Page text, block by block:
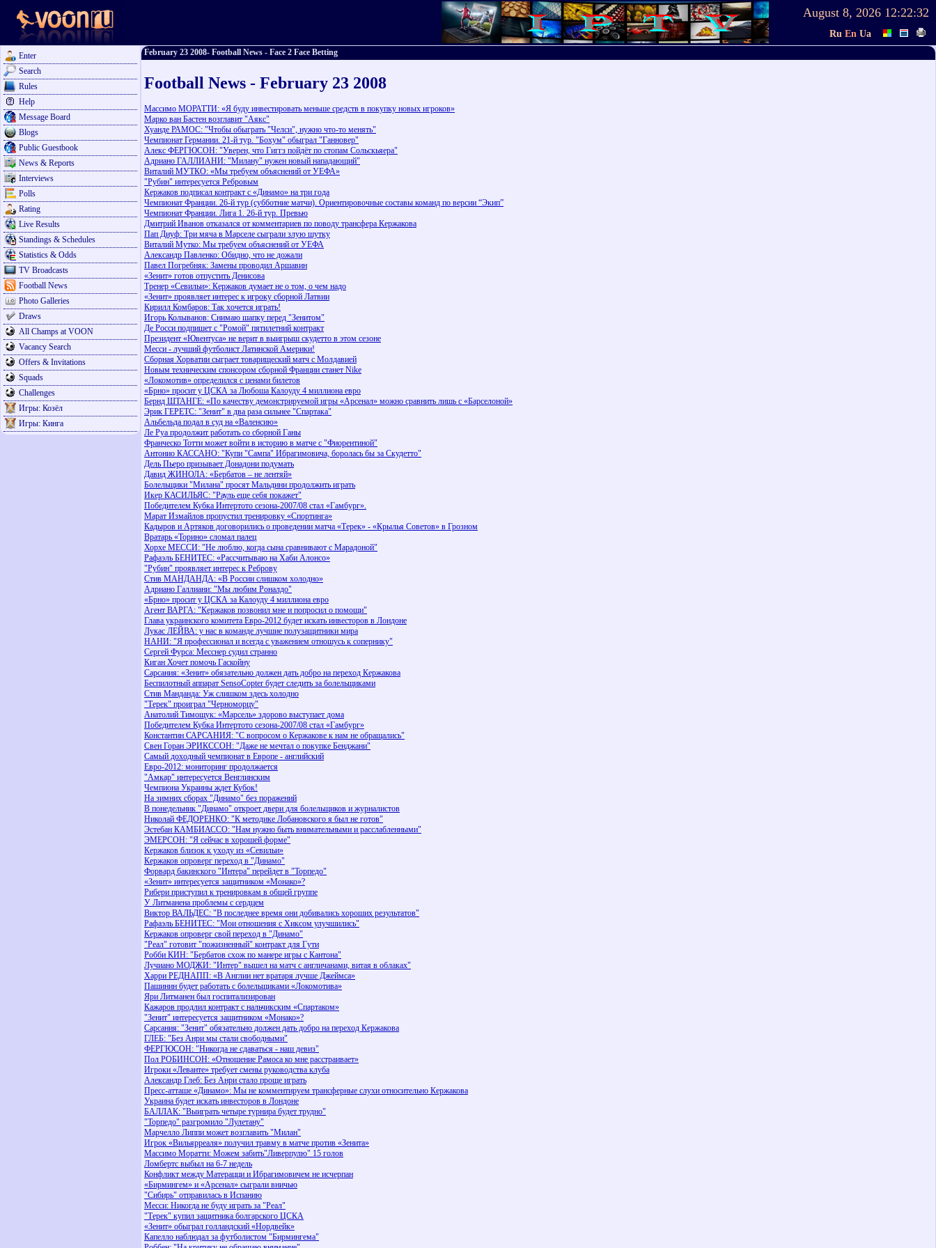
August 8, 2026 12:22:32
Ru En Ua
Enter
Search
Rules
Help
Message Board
Blogs
Public Guestbook
News & Reports
Interviews
Polls
Rating
Live Results
Standings & Schedules
Statistics & Odds
TV Broadcasts
Football News
Photo Galleries
Draws
All Champs at VOON
Vacancy Search
Offers & Invitations
Squads
Challenges
Игры: Козёл
Игры: Кинга
February 23 2008- Football News - Face 2 Face Betting
Football News - February 23 2008
Массимо МОРАТТИ: «Я буду инвестировать меньше средств в покупку новых игроков»
Марко ван Бастен возглавит "Аякс"
Хуанде РАМОС: "Чтобы обыграть "Челси", нужно что-то менять"
Чемпионат Германии. 21-й тур. "Бохум" обыграл "Ганновер"
Алекс ФЕРГЮСОН: "Уверен, что Гиггз пойдёт по стопам Сольскьяера"
Адриано ГАЛЛИАНИ: "Милану" нужен новый нападающий"
Виталий МУТКО: «Мы требуем объяснений от УЕФА»
"Рубин" интересуется Ребровым
Кержаков подписал контракт с «Динамо» на три года
Чемпионат Франции. 26-й тур (субботние матчи). Ориентировочные составы команд по версии “Экип”
Чемпионат Франции. Лига 1. 26-й тур. Превью
Дмитрий Иванов отказался от комментариев по поводу трансфера Кержакова
Пап Диуф: Три мяча в Марселе сыграли злую шутку
Виталий Мутко: Мы требуем объяснений от УЕФА
Александр Павленко: Обидно, что не дожали
Павел Погребняк: Замены проводил Аршавин
«Зенит» готов отпустить Денисова
Тренер «Севильи»: Кержаков думает не о том, о чем надо
«Зенит» проявляет интерес к игроку сборной Латвии
Кирилл Комбаров: Так хочется играть!
Игорь Колыванов: Cнимаю шапку перед "Зенитом"
Де Росси подпишет с "Ромой" пятилетний контракт
Президент «Ювентуса» не верит в выигрыш скудетто в этом сезоне
Месси - лучший футболист Латинской Америки!
Сборная Хорватии сыграет товарищеский матч с Молдавией
Новым техническим спонсором сборной Франции станет Nike
«Локомотив» определился с ценами билетов
«Брно» просит у ЦСКА за Любоша Калоуду 4 миллиона евро
Бернд ШТАНГЕ: «По качеству демонстрируемой игры «Арсенал» можно сравнить лишь с «Барселоной»
Эрик ГЕРЕТС: "Зенит" в два раза сильнее "Спартака"
Альбельда подал в суд на «Валенсию»
Ле Руа продолжит работать со сборной Ганы
Франческо Тотти может войти в историю в матче с "Фиорентиной"
Антонио КАССАНО: "Купи "Сампа" Ибрагимовича, боролась бы за Скудетто"
Дель Пьеро призывает Донадони подумать
Давид ЖИНОЛА: «Бербатов – не лентяй»
Болельщики "Милана" просят Мальдини продолжить играть
Икер КАСИЛЬЯС: "Рауль еще себя покажет"
Победителем Кубка Интертото сезона-2007/08 стал «Гамбург».
Марат Измайлов пропустил тренировку «Спортинга»
Кадыров и Артяков договорились о проведении матча «Терек» - «Крылья Советов» в Грозном
Вратарь «Торино» сломал палец
Хорхе МЕССИ: "Не люблю, когда сына сравнивают с Марадоной"
Рафаэль БЕНИТЕС: «Рассчитываю на Хаби Алонсо»
"Рубин" проявляет интерес к Реброву
Стив МАНДАНДА: «В России слишком холодно»
Адриано Галлиани: "Мы любим Роналдо"
«Брно» просит у ЦСКА за Калоуду 4 миллиона евро
Агент ВАРГА: "Кержаков позвонил мне и попросил о помощи"
Глава украинского комитета Евро-2012 будет искать инвесторов в Лондоне
Лукас ЛЕЙВА: у нас в команде лучшие полузащитники мира
НАНИ: "Я профессионал и всегда с уважением отношусь к сопернику"
Сергей Фурса: Месснер судил странно
Киган Хочет помочь Гаскойну
Сарсания: «Зенит» обязательно должен дать добро на переход Кержакова
Беспилотный аппарат SensoCopter будет следить за болельщиками
Стив Манданда: Уж слишком здесь холодно
"Терек" проиграл "Черноморцу"
Анатолий Тимощук: «Марсель» здорово выступает дома
Победителем Кубка Интертото сезона-2007/08 стал «Гамбург»
Константин САРСАНИЯ: "С вопросом о Кержакове к нам не обращались"
Свен Горан ЭРИКССОН: "Даже не мечтал о покупке Бенджани"
Самый доходный чемпионат в Европе - английский
Евро-2012: мониторинг продолжается
"Амкар" интересуется Венглинским
Чемпиона Украины ждет Кубок!
На зимних сборах "Динамо" без поражений
В понедельник "Динамо" откроет двери для болельщиков и журналистов
Николай ФЕДОРЕНКО: "К методике Лобановского я был не готов"
Эстебан КАМБИАССО: "Нам нужно быть внимательными и расслабленными"
ЭМЕРСОН: "Я сейчас в хорошей форме"
Кержаков близок к уходу из «Севильи»
Кержаков опроверг переход в "Динамо"
Форвард бакинского "Интера" перейдет в "Торпедо"
«Зенит» интересуется защитником «Монако»?
Рибери приступил к тренировкам в общей группе
У Литманена проблемы с сердцем
Виктор ВАЛЬДЕС: "В последнее время они добивались хороших результатов"
Рафаэль БЕНИТЕС: "Мои отношения с Хиксом улучшились"
Кержаков опроверг свой переход в "Динамо"
"Реал" готовит "пожизненный" контракт для Гути
Робби КИН: "Бербатов схож по манере игры с Кантона"
Лучиано МОДЖИ: "Интер" вышел на матч с англичанами, витая в облаках"
Харри РЕДНАПП: «В Англии нет вратаря лучше Джеймса»
Пашинин будет работать с болельщиками «Локомотива»
Яри Литманен был госпитализирован
Кажаров продлил контракт с нальчикским «Спартаком»
"Зенит" интересуется защитником «Монако»?
Сарсания: "Зенит" обязательно должен дать добро на переход Кержакова
ГЛЕБ: "Без Анри мы стали свободными"
ФЕРГЮСОН: "Никогда не сдаваться - наш девиз"
Пол РОБИНСОН: «Отношение Рамоса ко мне расстраивает»
Игроки «Леванте» требует смены руководства клуба
Александр Глеб: Без Анри стало проще играть
Пресс-атташе «Динамо»: Мы не комментируем трансферные слухи относительно Кержакова
Украина будет искать инвесторов в Лондоне
БАЛЛАК: "Выиграть четыре турнира будет трудно"
"Торпедо" разгромило "Лулетану"
Марчелло Липпи может возглавить "Милан"
Игрок «Вильярреаля» получил травму в матче против «Зенита»
Массимо Моратти: Можем забить"Ливерпулю" 15 голов
Ломбертс выбыл на 6-7 недель
Конфликт между Матерацци и Ибрагимовичем не исчерпан
«Бирмингем» и «Арсенал» сыграли вничью
"Сибирь" отправилась в Испанию
Месси: Никогда не буду играть за "Реал"
"Терек" купил защитника болгарского ЦСКА
«Зенит» обыграл голландский «Нордвейк»
Капелло наблюдал за футболистом "Бирмингема"